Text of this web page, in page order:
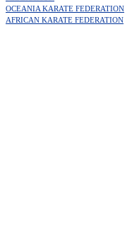
OCEANIA KARATE FEDERATION
AFRICAN KARATE FEDERATION